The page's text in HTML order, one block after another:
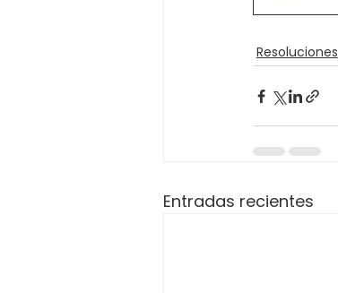
Resoluciones
Entradas recientes